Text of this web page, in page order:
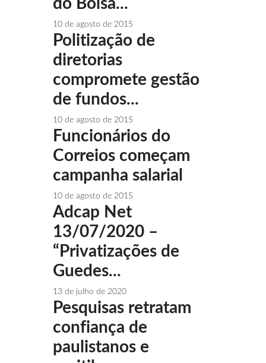
10 de agosto de 2015
Politização de
diretorias
compromete gestão
de fundos...
10 de agosto de 2015
Funcionários do
Correios começam
campanha salarial
10 de agosto de 2015
Adcap Net
13/07/2020 –
“Privatizações de
Guedes...
13 de julho de 2020
Pesquisas retratam
confiança de
paulistanos e